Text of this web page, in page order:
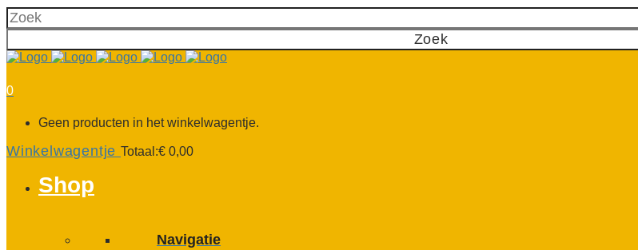
0
Geen producten in het winkelwagentje.
Winkelwagentje Totaal:€ 0,00
Shop
Navigatie